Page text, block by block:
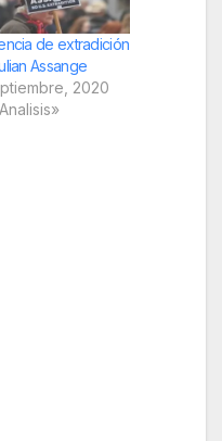
de extradición
Assange
2020